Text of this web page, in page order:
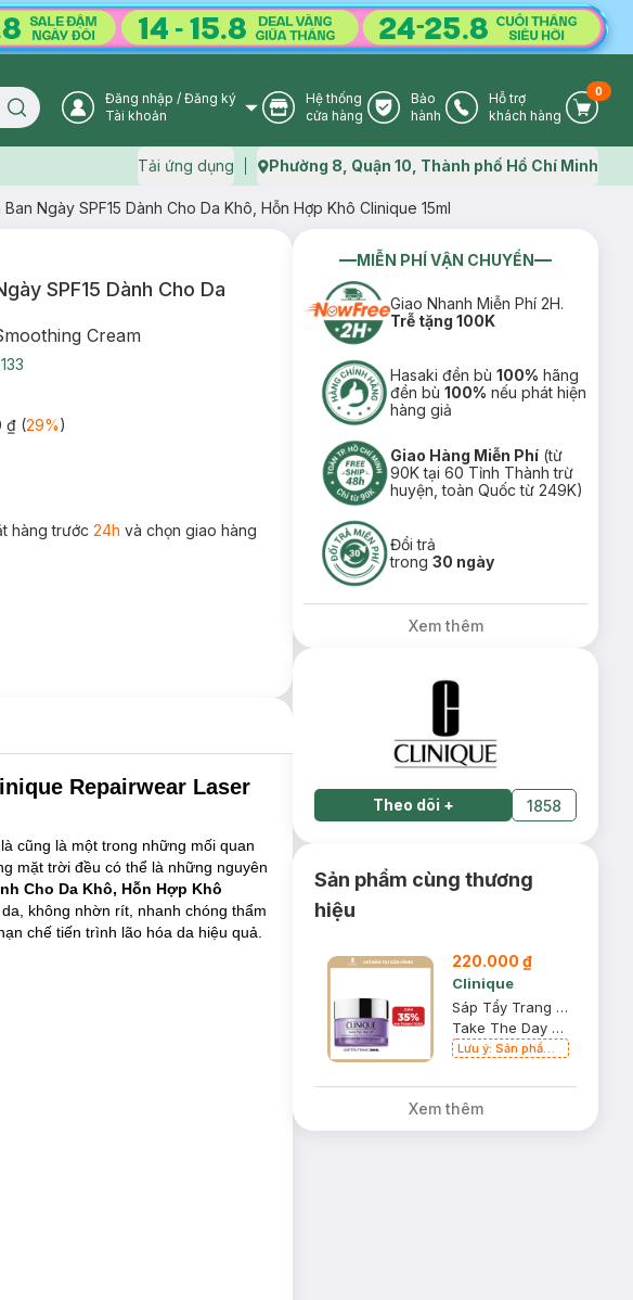
Search icon User Icon
Đăng nhập / Đăng ký
Tài khoản
Store Icon
Hệ thống
cửa hàng
Warranty Icon
Bảo
hành
Phone Icon
Hỗ trợ
khách hàng
Cart
0
Tải ứng dụng Map icon
Phường 8, Quận 10, Thành phố Hồ Chí Minh
Ngày SPF15 Dành Cho Da Khô, Hỗn Hợp Khô Clinique 15ml
SPF15 Dành Cho Da
Cream
₫(29%)
hàng trước 24h và chọn giao hàng
Repairwear Laser
cũng là một trong những mối quan
mặt trời đều có thể là những nguyên
Cho Da Khô, Hỗn Hợp Khô
không nhờn rít, nhanh chóng thẩm
chế tiến trình lão hóa da hiệu quả.
MIỄN PHÍ VẬN CHUYỂN
Giao Nhanh Miễn Phí 2H.
Trễ tặng 100K
Hasaki đền bù100% hãng
đền bù100% nếu phát hiện
hàng giả
Giao Hàng Miễn Phí (từ
90K tại 60 Tỉnh Thành trừ
huyện, toàn Quốc từ 249K)
Đổi trả
trong30 ngày
Xem thêm
Theo dõi + 1858
Sản phẩm cùng thương
hiệu
220.000 ₫
Clinique
Sáp Tẩy Trang Clinique 30ml
Take The Day Off Cleansing Balm
Lưu ý: Sản phẩm
LAUDER -
CLINIQUE chỉ bán
trực tiếp tại cửa
hàng.
Xem thêm